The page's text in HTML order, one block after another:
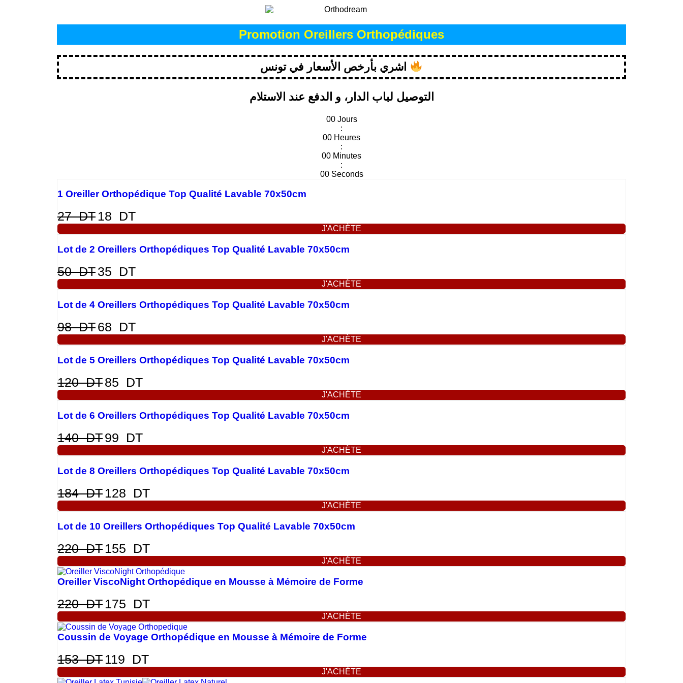
Promotion Oreillers Orthopédiques
اشري بأرخص الأسعار في تونس
التوصيل لباب الدار، و الدفع عند الاستلام
00 Jours
:
00 Heures
:
00 Minutes
:
00 Seconds
1 Oreiller Orthopédique Top Qualité Lavable 70x50cm
27DT 18 DT
J'ACHÈTE
Lot de 2 Oreillers Orthopédiques Top Qualité Lavable 70x50cm
50DT35 DT
J'ACHÈTE
Lot de 4 Oreillers Orthopédiques Top Qualité Lavable 70x50cm
98DT68 DT
J'ACHÈTE
Lot de 5 Oreillers Orthopédiques Top Qualité Lavable 70x50cm
120DT85 DT
J'ACHÈTE
Lot de 6 Oreillers Orthopédiques Top Qualité Lavable 70x50cm
140DT99 DT
J'ACHÈTE
Lot de 8 Oreillers Orthopédiques Top Qualité Lavable 70x50cm
184DT 128 DT
J'ACHÈTE
Lot de 10 Oreillers Orthopédiques Top Qualité Lavable 70x50cm
220DT 155 DT
J'ACHÈTE
Oreiller ViscoNight Orthopédique en Mousse à Mémoire de Forme
220DT 175 DT
J'ACHÈTE
Coussin de Voyage Orthopédique en Mousse à Mémoire de Forme
153DT 119 DT
J'ACHÈTE